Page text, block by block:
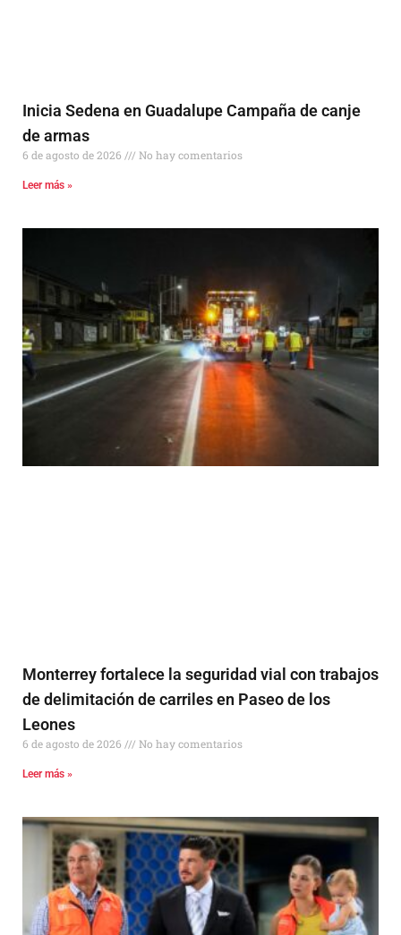
Inicia Sedena en Guadalupe Campaña de canje
de armas
6 de agosto de 2026 No hay comentarios
Leer más »
Monterrey fortalece la seguridad vial con trabajos
de delimitación de carriles en Paseo de los
Leones
6 de agosto de 2026 No hay comentarios
Leer más »